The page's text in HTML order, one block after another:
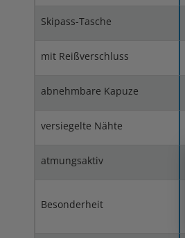
Skipass-Tasche
mit Reißverschluss
abnehmbare Kapuze
versiegelte Nähte
atmungsaktiv
Besonderheit